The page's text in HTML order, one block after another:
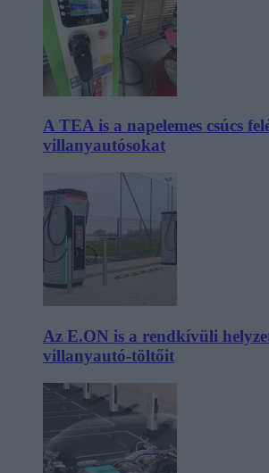
A TEA is a napelemes csúcs
villanyautósokat
Az E.ON is a rendkívüli
villanyautó-töltőit